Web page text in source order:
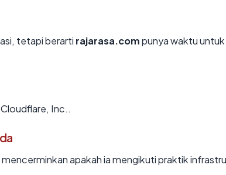
tetapi berarti rajarasa.compunya waktu untuk
Inc..
apakah ia mengikuti praktik